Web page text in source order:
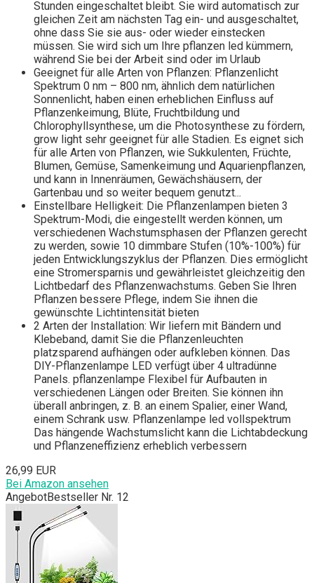
Stunden eingeschaltet bleibt. Sie wird automatisch zur
gleichen Zeit am nächsten Tag ein- und ausgeschaltet,
ohne dass Sie sie aus- oder wieder einstecken
müssen. Sie wird sich um Ihre pflanzen led kümmern,
während Sie bei der Arbeit sind oder im Urlaub
Geeignet für alle Arten von Pflanzen: Pflanzenlicht
Spektrum 0 nm – 800 nm, ähnlich dem natürlichen
Sonnenlicht, haben einen erheblichen Einfluss auf
Pflanzenkeimung, Blüte, Fruchtbildung und
Chlorophyllsynthese, um die Photosynthese zu fördern,
grow light sehr geeignet für alle Stadien. Es eignet sich
für alle Arten von Pflanzen, wie Sukkulenten, Früchte,
Blumen, Gemüse, Samenkeimung und Aquarienpflanzen,
und kann in Innenräumen, Gewächshäusern, der
Gartenbau und so weiter bequem genutzt...
Einstellbare Helligkeit: Die Pflanzenlampen bieten 3
Spektrum-Modi, die eingestellt werden können, um
verschiedenen Wachstumsphasen der Pflanzen gerecht
zu werden, sowie 10 dimmbare Stufen (10%-100%) für
jeden Entwicklungszyklus der Pflanzen. Dies ermöglicht
eine Stromersparnis und gewährleistet gleichzeitig den
Lichtbedarf des Pflanzenwachstums. Geben Sie Ihren
Pflanzen bessere Pflege, indem Sie ihnen die
gewünschte Lichtintensität bieten
2 Arten der Installation: Wir liefern mit Bändern und
Klebeband, damit Sie die Pflanzenleuchten
platzsparend aufhängen oder aufkleben können. Das
DIY-Pflanzenlampe LED verfügt über 4 ultradünne
Panels. pflanzenlampe Flexibel für Aufbauten in
verschiedenen Längen oder Breiten. Sie können ihn
überall anbringen, z. B. an einem Spalier, einer Wand,
einem Schrank usw. Pflanzenlampe led vollspektrum
Das hängende Wachstumslicht kann die Lichtabdeckung
und Pflanzeneffizienz erheblich verbessern
26,99 EUR
Bei Amazon ansehen
AngebotBestseller Nr. 12